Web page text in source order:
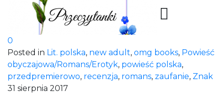
0
Posted in Lit. polska, new adult, omg books, Powieść
obyczajowa/Romans/Erotyk, powieść polska,
przedpremierowo, recenzja, romans, zaufanie, Znak
31 sierpnia 2017